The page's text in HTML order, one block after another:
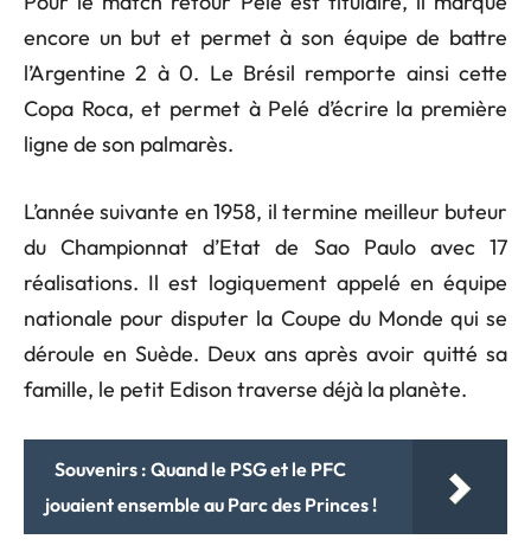
encore un but et permet à son équipe de battre
l’Argentine 2 à 0. Le Brésil remporte ainsi cette
Copa Roca, et permet à Pelé d’écrire la première
ligne de son palmarès.
L’année suivante en 1958, il termine meilleur buteur
du Championnat d’Etat de Sao Paulo avec 17
réalisations. Il est logiquement appelé en équipe
nationale pour disputer la Coupe du Monde qui se
déroule en Suède. Deux ans après avoir quitté sa
famille, le petit Edison traverse déjà la planète.
Souvenirs : Quand le PSG et le PFC
jouaient ensemble au Parc des Princes !